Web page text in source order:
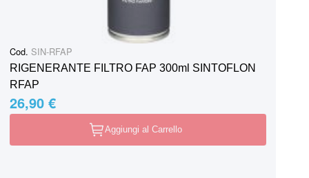
Cod. SIN-RFAP
RIGENERANTE FILTRO FAP 300ml SINTOFLON
RFAP
26,90 €
Aggiungi al Carrello